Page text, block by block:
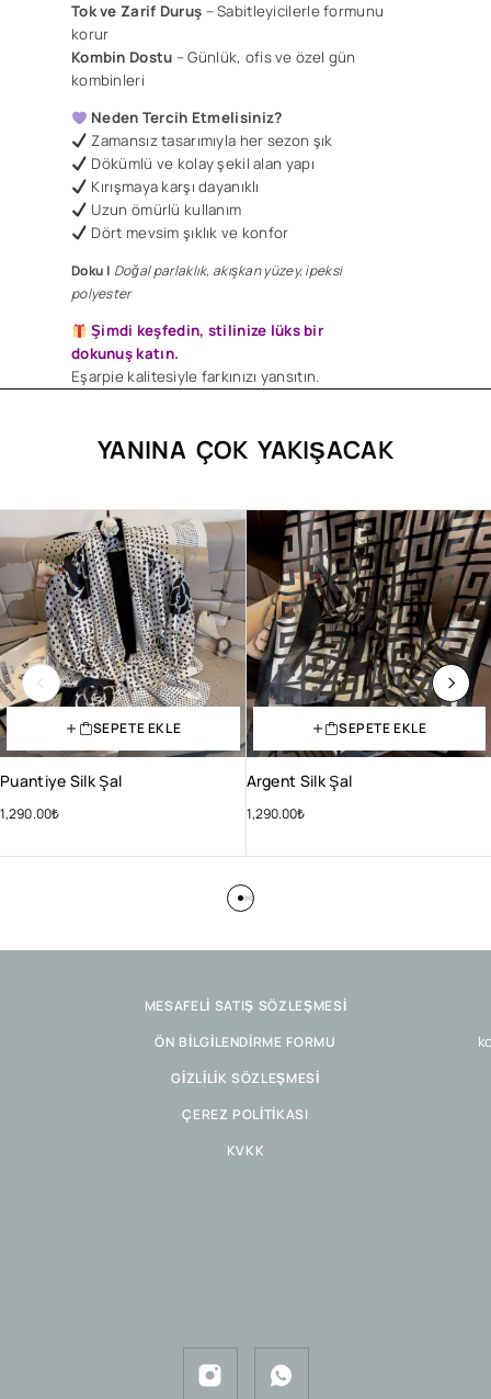
Tok ve Zarif Duruş – Sabitleyicilerle formunu
korur
Kombin Dostu – Günlük, ofis ve özel gün
kombinleri
Neden Tercih Etmelisiniz?
Zamansız tasarımıyla her sezon şık
Dökümlü ve kolay şekil alan yapı
​Kırışmaya karşı dayanıklı
Uzun ömürlü kullanım
Dört mevsim şıklık ve konfor
Doku | Doğal parlaklık, akışkan yüzey, ipeksi
polyester
Şimdi keşfedin, stilinize lüks bir
dokunuş katın.
Eşarpie kalitesiyle farkınızı yansıtın.
YANINA ÇOK YAKIŞACAK
SEPETE EKLE
Puantiye Silk Şal
1,290.00₺
SEPETE EKLE
Argent Silk Şal
1,290.00₺
MESAFELİ SATIŞ SÖZLEŞMESİ
ÖN BİLGİLENDİRME FORMU
GİZLİLİK SÖZLEŞMESİ
ÇEREZ POLİTİKASI
KVKK